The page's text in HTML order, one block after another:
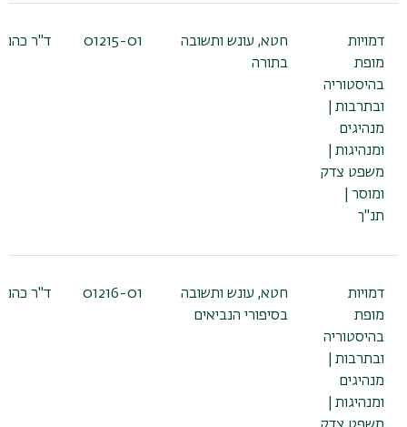
דמויות
מופת
בהיסטוריה
ובתרבות |
מנהיגים
ומנהיגות |
משפט צדק
ומוסר |
תנ"ך
חטא, עונש ותשובה
בתורה
01215-01 ד"ר
דמויות
מופת
בהיסטוריה
ובתרבות |
מנהיגים
ומנהיגות |
חטא, עונש ותשובה
בסיפורי הנביאים
01216-01 ד"ר